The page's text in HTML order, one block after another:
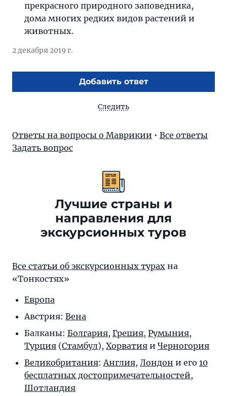
прекрасного природного заповедника,
дома многих редких видов растений и
животных.
2 декабря 2019 г.
Добавить ответ
Следить
Ответы на вопросы о Маврикии • Все ответы
Задать вопрос
Лучшие страны и
направления для
экскурсионных туров
Все статьи об экскурсионных турах на
«Тонкостях»
Европа
Австрия: Вена
Балканы: Болгария, Греция, Румыния,
Турция (Стамбул), Хорватия и Черногория
Великобритания:Англия, Лондон и его 10
бесплатных достопримечательностей,
Шотландия